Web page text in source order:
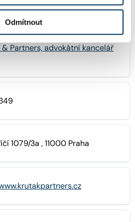
Odmítnout
& Partners, advokátní kancelář
1079/3a , 11000 Praha